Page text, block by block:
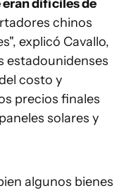
difíciles de
chinos
explicó Cavallo,
estadounidenses
costo y
precios finales
solares y
algunos bienes